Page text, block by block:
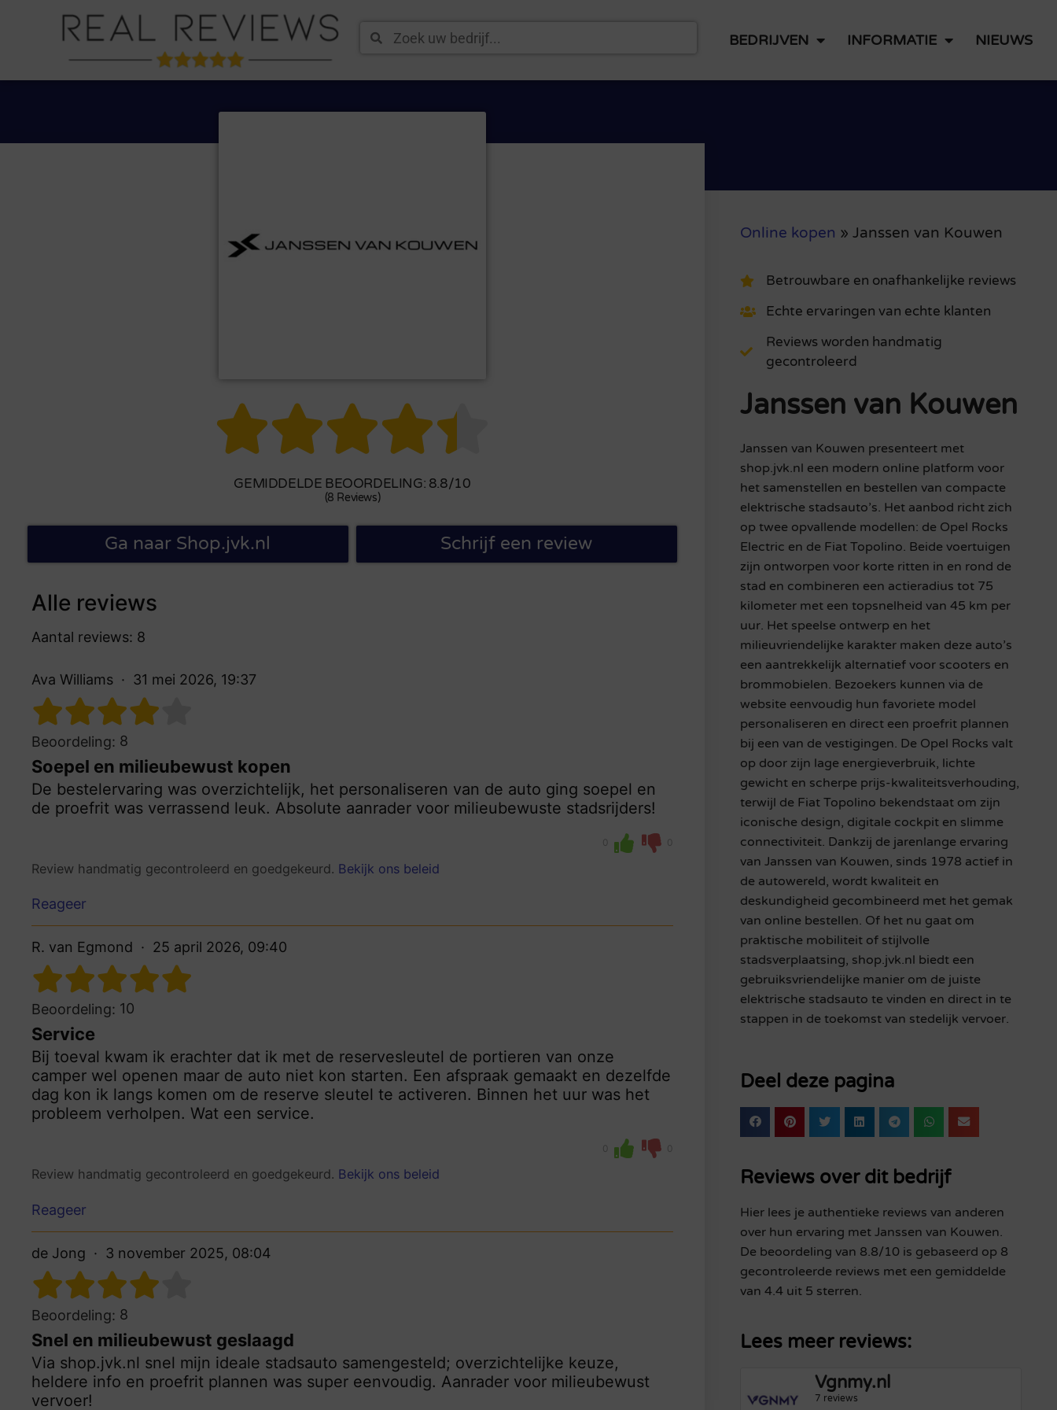
BEDRIJVEN INFORMATIE NIEUWS

GEMIDDELDE BEOORDELING: 8.8/10
(8 Reviews)
Ga naar Shop.jvk.nl Schrijf een review
Alle reviews
Aantal reviews: 8
Ava Williams 31 mei 2026, 19:37
Beoordeling: 8
Soepel en milieubewust kopen
De bestelervaring was overzichtelijk, het personaliseren van de auto ging soepel en
de proefrit was verrassend leuk. Absolute aanrader voor milieubewuste stadsrijders!
0 0
Review handmatig gecontroleerd en goedgekeurd. Bekijk ons beleid
Reageer
R. van Egmond 25 april 2026, 09:40
Beoordeling: 10
Service
Bij toeval kwam ik erachter dat ik met de reservesleutel de portieren van onze
camper wel openen maar de auto niet kon starten. Een afspraak gemaakt en dezelfde
dag kon ik langs komen om de reserve sleutel te activeren. Binnen het uur was het
probleem verholpen. Wat een service.
0 0
Review handmatig gecontroleerd en goedgekeurd. Bekijk ons beleid
Reageer
de Jong 3 november 2025, 08:04
Beoordeling: 8
Snel en milieubewust geslaagd
Via shop.jvk.nl snel mijn ideale stadsauto samengesteld; overzichtelijke keuze,
heldere info en proefrit plannen was super eenvoudig. Aanrader voor milieubewust
vervoer!
Online kopen » Janssen van Kouwen
Betrouwbare en onafhankelijke reviews
Echte ervaringen van echte klanten
Reviews worden handmatig
gecontroleerd
Janssen van Kouwen
Janssen van Kouwen presenteert met
shop.jvk.nl een modern online platform voor
het samenstellen en bestellen van compacte
elektrische stadsauto’s. Het aanbod richt zich
op twee opvallende modellen: de Opel Rocks
Electric en de Fiat Topolino. Beide voertuigen
zijn ontworpen voor korte ritten in en rond de
stad en combineren een actieradius tot 75
kilometer met een topsnelheid van 45 km per
uur. Het speelse ontwerp en het
milieuvriendelijke karakter maken deze auto’s
een aantrekkelijk alternatief voor scooters en
brommobielen. Bezoekers kunnen via de
website eenvoudig hun favoriete model
personaliseren en direct een proefrit plannen
bij een van de vestigingen. De Opel Rocks valt
op door zijn lage energieverbruik, lichte
gewicht en scherpe prijs-kwaliteitsverhouding,
terwijl de Fiat Topolino bekendstaat om zijn
iconische design, digitale cockpit en slimme
connectiviteit. Dankzij de jarenlange ervaring
van Janssen van Kouwen, sinds 1978 actief in
de autowereld, wordt kwaliteit en
deskundigheid gecombineerd met het gemak
van online bestellen. Of het nu gaat om
praktische mobiliteit of stijlvolle
stadsverplaatsing, shop.jvk.nl biedt een
gebruiksvriendelijke manier om de juiste
elektrische stadsauto te vinden en direct in te
stappen in de toekomst van stedelijk vervoer.
Deel deze pagina
Reviews over dit bedrijf
Hier lees je authentieke reviews van anderen
over hun ervaring met Janssen van Kouwen.
De beoordeling van 8.8/10 is gebaseerd op 8
gecontroleerde reviews met een gemiddelde
van 4.4 uit 5 sterren.
Lees meer reviews:
Vgnmy.nl
7 reviews